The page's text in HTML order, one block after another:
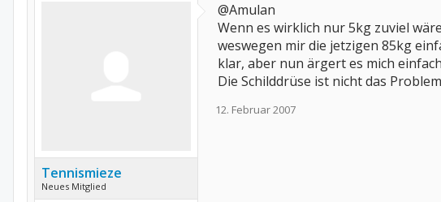
Tennismieze
Neues Mitglied
@Amulan
Wenn es wirklich nur 5kg zuviel
weswegen mir die jetzigen 85kg
klar, aber nun ärgert es mich
Die Schilddrüse ist nicht das
12. Februar 2007